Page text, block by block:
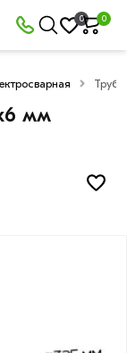
0 0
мм